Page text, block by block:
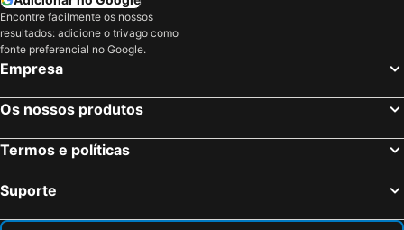
Encontre facilmente os nossos
resultados: adicione o trivago como
fonte preferencial no Google.
Empresa
Os nossos produtos
Termos e políticas
Suporte